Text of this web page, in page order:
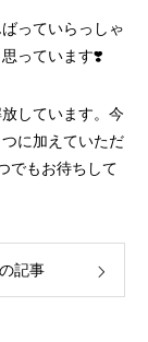
っていらっしゃ
っています❣️
しています。今
に加えていただ
でもお待ちして
記事